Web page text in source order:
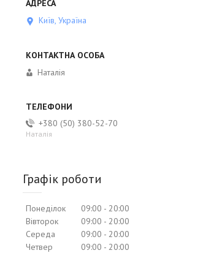
Київ, Україна
Наталія
+380 (50) 380-52-70
Наталія
Графік роботи
Понеділок 09:00
20:00
Вівторок
09:00
20:00
Середа
09:00
20:00
Четвер
09:00
20:00